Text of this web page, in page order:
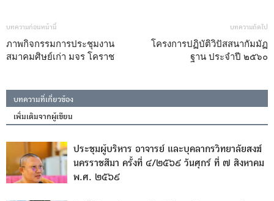
บทความก่อนหน้านี้
ภาพกิจกรรมการประชุมงาน
สมาคมศิษย์เก่า มจร โคราช
บทความถัดไป
โครงการปฏิบัติวิปัสสนากัมมัฏ
ฐาน ประจำปี ๒๕๖๐
บทความที่เกี่ยวข้อง
เพิ่มเติมจากผู้เขียน
ประชุมผู้บริหาร อาจารย์ และบุคลากรวิทยาลัยสงฆ์
นครราชสีมา ครั้งที่ ๔/๒๕๖๙ วันศุกร์ ที่ ๗ สิงหาคม
พ.ศ. ๒๕๖๙